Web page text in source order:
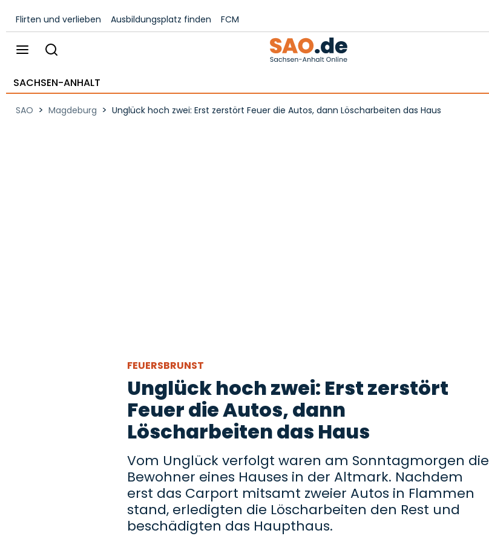
Flirten und verlieben Ausbildungsplatz finden FCM
SACHSEN-ANHALT
SAO > Magdeburg > Unglück hoch zwei: Erst zerstört Feuer die Autos, dann Löscharbeiten das Haus
FEUERSBRUNST
Unglück hoch zwei: Erst zerstört
Feuer die Autos, dann
Löscharbeiten das Haus
Vom Unglück verfolgt waren am Sonntagmorgen die
Bewohner eines Hauses in der Altmark. Nachdem
erst das Carport mitsamt zweier Autos in Flammen
stand, erledigten die Löscharbeiten den Rest und
beschädigten das Haupthaus.